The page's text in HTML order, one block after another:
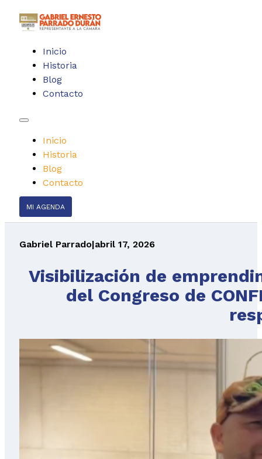
Inicio
Historia
Blog
Contacto
Inicio
Historia
Blog
Contacto
MI AGENDA
Gabriel Parrado|abril 17, 2026
Visibilización de
del Congreso de